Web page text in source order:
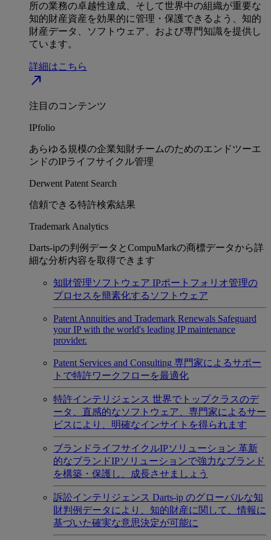
所の業務の卓越性達成、そして世界中の組織が重要な
知的財産資産を効果的に管理・保護できるよう、知的
財産データ、ソフトウェア、および専門知識を提供し
ています。
詳細はこちら
north_east
注目のコンテンツ
IPfolio
あらゆる規模の企業知財チームのためのエンドツーエ
ンドのIPライフサイクル管理
Derwent Patent Search
信頼できる特許検索結果
Trademark Analytics
Darts-ipの判例データとCompuMarkの商標データから詳
細な分析内容を取得できます
知財管理ソフトウェア IPポートフォリオ管理の
プロセスを簡素化するソフトウェア
Patent Annuities and Trademark Renewals Safeguard
your IP with the world's leading IP maintenance
provider.
Patent Services and Consulting 専門家によるサポー
トで特許ワークフローを最適化
特許インテリジェンス 世界でトップクラスのデ
ータ、直感的なソフトウェア、専門家によるサー
ビスにより、明確なインサイトを得られます
ブランドライフサイクルIPソリューション 革新
的なブランドIPソリューションで強力なブランド
を構築・保護し、成長させましょう
訴訟インテリジェンス Darts-ip のグローバルな知
財判例データにより、知的財産に関して、情報に
基づいた確実な意思決定が可能に